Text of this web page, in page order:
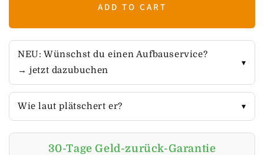
ADD TO CART
NEU: Wünschst du einen Aufbauservice?
→ jetzt dazubuchen
Wie laut plätschert er?
30-Tage Geld-zurück-Garantie